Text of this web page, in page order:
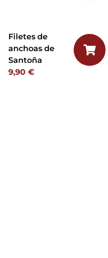
Filetes de
anchoas de
Santoña
9,90€